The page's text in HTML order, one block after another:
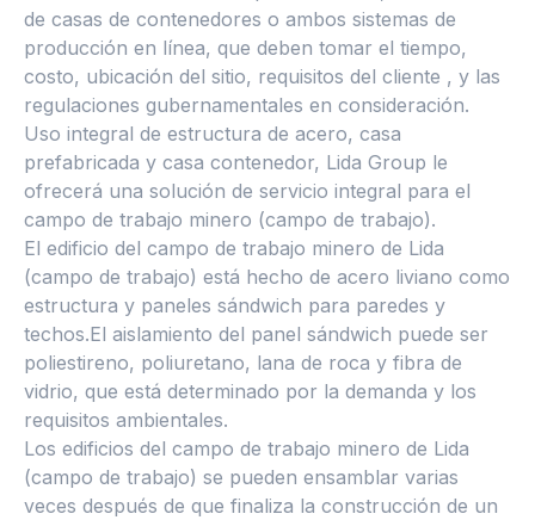
de casas de contenedores o ambos sistemas de
producción en línea, que deben tomar el tiempo,
costo, ubicación del sitio, requisitos del cliente , y las
regulaciones gubernamentales en consideración.
Uso integral de estructura de acero, casa
prefabricada y casa contenedor, Lida Group le
ofrecerá una solución de servicio integral para el
campo de trabajo minero (campo de trabajo).
El edificio del campo de trabajo minero de Lida
(campo de trabajo) está hecho de acero liviano como
estructura y paneles sándwich para paredes y
techos.El aislamiento del panel sándwich puede ser
poliestireno, poliuretano, lana de roca y fibra de
vidrio, que está determinado por la demanda y los
requisitos ambientales.
Los edificios del campo de trabajo minero de Lida
(campo de trabajo) se pueden ensamblar varias
veces después de que finaliza la construcción de un